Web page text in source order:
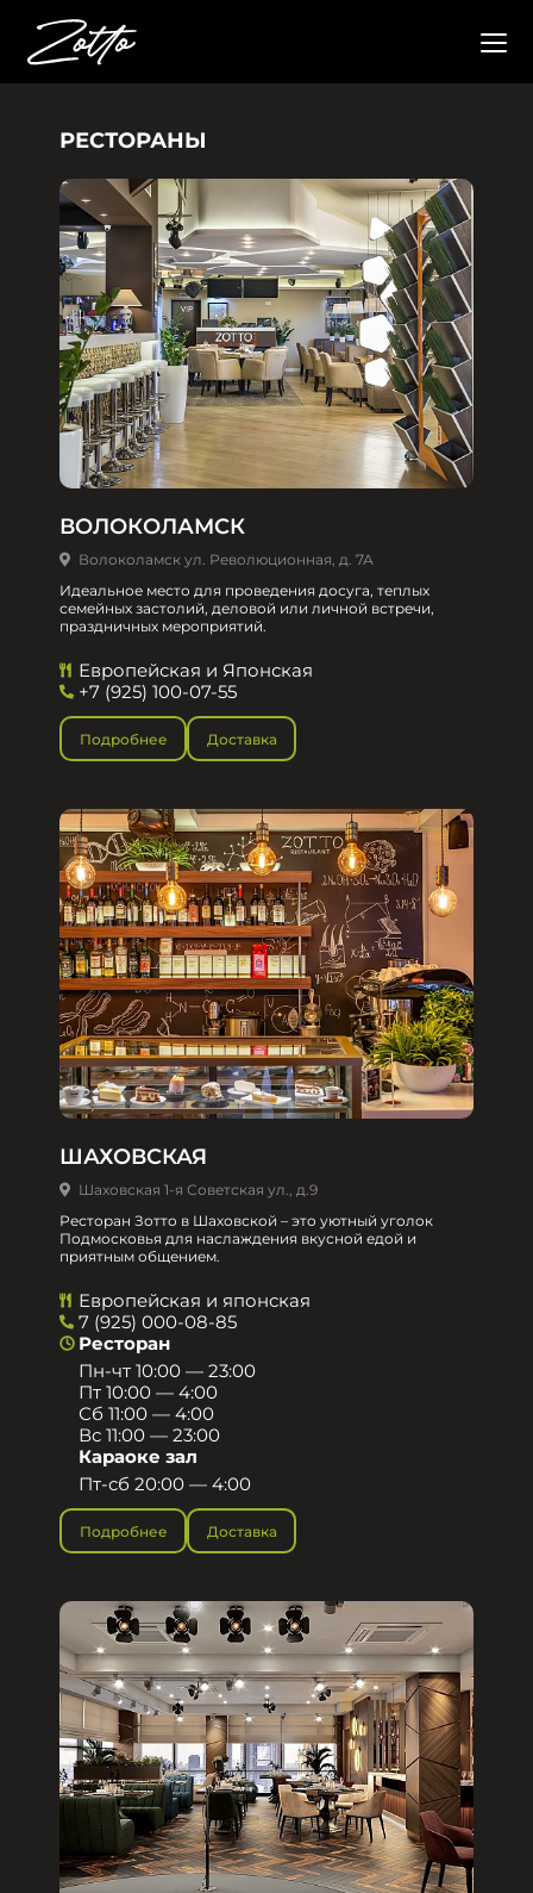
РЕСТОРАНЫ
ВОЛОКОЛАМСК
Волоколамск ул. Революционная, д. 7А
Идеальное место для проведения досуга, теплых
семейных застолий, деловой или личной встречи,
праздничных мероприятий.
Европейская и Японская
+7 (925) 100-07-55
Подробнее Доставка
ШАХОВСКАЯ
Шаховская 1-я Советская ул., д.9
Ресторан Зотто в Шаховской – это уютный уголок
Подмосковья для наслаждения вкусной едой и
приятным общением.​
Европейская и японская
7 (925) 000-08-85
Ресторан
Пн-чт 10:00 — 23:00
Пт 10:00 — 4:00
Сб 11:00 — 4:00
Вс 11:00 — 23:00
Караоке зал
Пт-сб 20:00 — 4:00
Подробнее Доставка